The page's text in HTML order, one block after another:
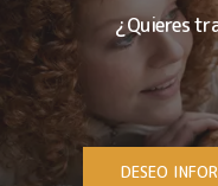
¿Quieres
DESEO